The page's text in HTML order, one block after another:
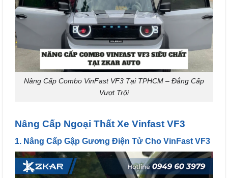
Nâng Cấp Combo VinFast VF3 Tại TPHCM – Đẳng Cấp
Vượt Trội
Nâng Cấp Ngoại Thất Xe Vinfast VF3
1. Nâng Cấp Gập Gương Điện Tử Cho VinFast VF3